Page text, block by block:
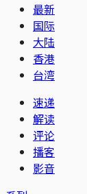
最新
国际
大陆
香港
台湾
速递
解读
评论
播客
影音